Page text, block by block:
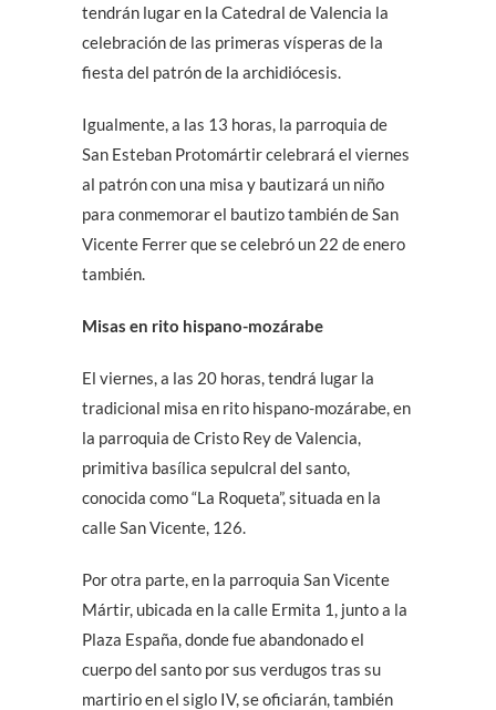
tendrán lugar en la Catedral de Valencia la
celebración de las primeras vísperas de la
fiesta del patrón de la archidiócesis.
Igualmente, a las 13 horas, la parroquia de
San Esteban Protomártir celebrará el viernes
al patrón con una misa y bautizará un niño
para conmemorar el bautizo también de San
Vicente Ferrer que se celebró un 22 de enero
también.
Misas en rito hispano-mozárabe
El viernes, a las 20 horas, tendrá lugar la
tradicional misa en rito hispano-mozárabe, en
la parroquia de Cristo Rey de Valencia,
primitiva basílica sepulcral del santo,
conocida como “La Roqueta”, situada en la
calle San Vicente, 126.
Por otra parte, en la parroquia San Vicente
Mártir, ubicada en la calle Ermita 1, junto a la
Plaza España, donde fue abandonado el
cuerpo del santo por sus verdugos tras su
martirio en el siglo IV, se oficiarán, también